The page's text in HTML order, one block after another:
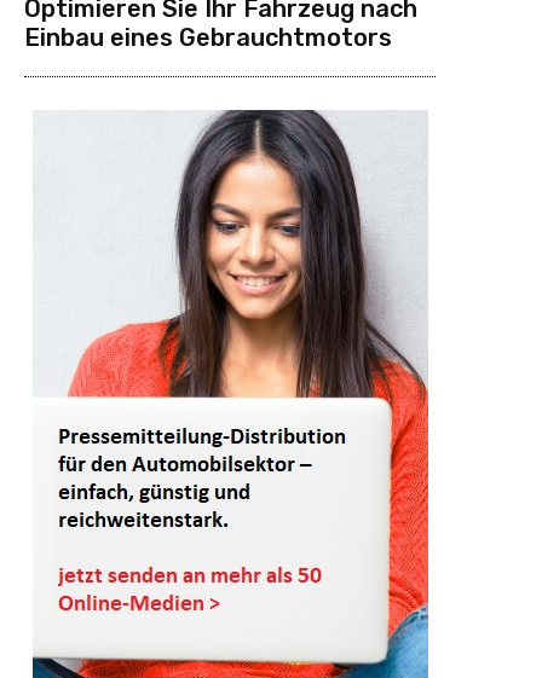
Optimieren Sie Ihr Fahrzeug nach
Einbau eines Gebrauchtmotors